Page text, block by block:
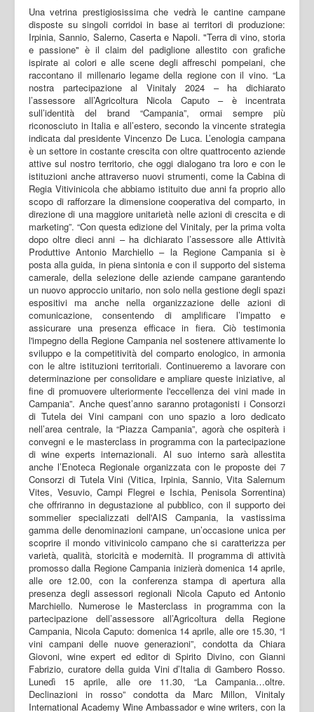
Una vetrina prestigiosissima che vedrà le cantine campane
disposte su singoli corridoi in base ai territori di produzione:
Irpinia, Sannio, Salerno, Caserta e Napoli. "Terra di vino, storia
e passione" è il claim del padiglione allestito con grafiche
ispirate ai colori e alle scene degli affreschi pompeiani, che
raccontano il millenario legame della regione con il vino. “La
nostra partecipazione al Vinitaly 2024 – ha dichiarato
l’assessore all’Agricoltura Nicola Caputo – è incentrata
sull’identità del brand “Campania”, ormai sempre più
riconosciuto in Italia e all’estero, secondo la vincente strategia
indicata dal presidente Vincenzo De Luca. L’enologia campana
è un settore in costante crescita con oltre quattrocento aziende
attive sul nostro territorio, che oggi dialogano tra loro e con le
istituzioni anche attraverso nuovi strumenti, come la Cabina di
Regia Vitivinicola che abbiamo istituito due anni fa proprio allo
scopo di rafforzare la dimensione cooperativa del comparto, in
direzione di una maggiore unitarietà nelle azioni di crescita e di
marketing”. “Con questa edizione del Vinitaly, per la prima volta
dopo oltre dieci anni – ha dichiarato l’assessore alle Attività
Produttive Antonio Marchiello – la Regione Campania si è
posta alla guida, in piena sintonia e con il supporto del sistema
camerale, della selezione delle aziende campane garantendo
un nuovo approccio unitario, non solo nella gestione degli spazi
espositivi ma anche nella organizzazione delle azioni di
comunicazione, consentendo di amplificare l’impatto e
assicurare una presenza efficace in fiera. Ciò testimonia
l'impegno della Regione Campania nel sostenere attivamente lo
sviluppo e la competitività del comparto enologico, in armonia
con le altre istituzioni territoriali. Continueremo a lavorare con
determinazione per consolidare e ampliare queste iniziative, al
fine di promuovere ulteriormente l'eccellenza dei vini made in
Campania”. Anche quest’anno saranno protagonisti i Consorzi
di Tutela dei Vini campani con uno spazio a loro dedicato
nell’area centrale, la “Piazza Campania”, agorà che ospiterà i
convegni e le masterclass in programma con la partecipazione
di wine experts internazionali. Al suo interno sarà allestita
anche l’Enoteca Regionale organizzata con le proposte dei 7
Consorzi di Tutela Vini (Vitica, Irpinia, Sannio, Vita Salernum
Vites, Vesuvio, Campi Flegrei e Ischia, Penisola Sorrentina)
che offriranno in degustazione al pubblico, con il supporto dei
sommelier specializzati dell'AIS Campania, la vastissima
gamma delle denominazioni campane, un’occasione unica per
scoprire il mondo vitivinicolo campano che si caratterizza per
varietà, qualità, storicità e modernità. Il programma di attività
promosso dalla Regione Campania inizierà domenica 14 aprile,
alle ore 12.00, con la conferenza stampa di apertura alla
presenza degli assessori regionali Nicola Caputo ed Antonio
Marchiello. Numerose le Masterclass in programma con la
partecipazione dell’assessore all’Agricoltura della Regione
Campania, Nicola Caputo: domenica 14 aprile, alle ore 15.30, “I
vini campani delle nuove generazioni”, condotta da Chiara
Giovoni, wine expert ed editor di Spirito Divino, con Gianni
Fabrizio, curatore della guida Vini d’Italia di Gambero Rosso.
Lunedì 15 aprile, alle ore 11.30, “La Campania…oltre.
Declinazioni in rosso” condotta da Marc Millon, Vinitaly
International Academy Wine Ambassador e wine writers, con la